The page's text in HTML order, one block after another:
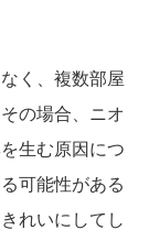
く、複数部屋
の場合、ニオ
生む原因につ
可能性がある
れいにしてし